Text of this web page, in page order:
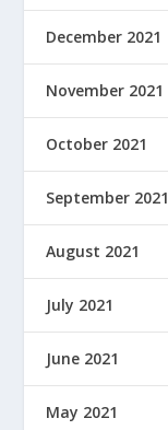
December 2021
November 2021
October 2021
September 2021
August 2021
July 2021
June 2021
May 2021